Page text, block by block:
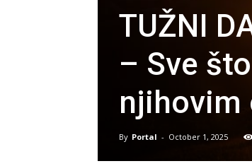
TUŽNI
– Sve
njihovim
By Portal - October 1, 2025